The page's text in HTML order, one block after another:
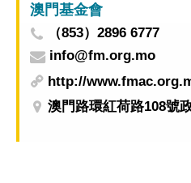
澳門基金會
（853）2896 6777
info@fm.org.mo
http://
澳門路環紅荷路108號